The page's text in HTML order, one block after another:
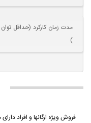
مدت زمان کارکرد (حداقل
)
فروش ویژه ارگانها و افراد